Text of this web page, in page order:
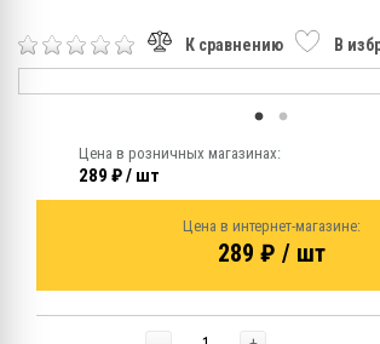
К сравнению В
Цена в розничных магазинах:
289 ₽ / шт
Цена в интернет-магазине:
289 ₽ / шт